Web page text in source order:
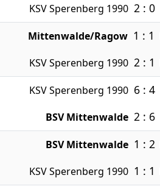
KSV Sperenberg 1990 2 : 0
Mittenwalde/Ragow 1 : 1
KSV Sperenberg 1990 2 : 1
KSV Sperenberg 1990 6 : 4
BSV Mittenwalde 2 : 6
BSV Mittenwalde 1 : 2
KSV Sperenberg 1990 1 : 1